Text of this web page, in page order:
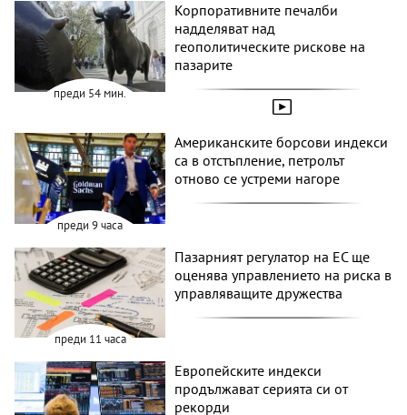
преди 54 мин.
Корпоративните печалби
надделяват над
геополитическите рискове на
пазарите
преди 9 часа
Американските борсови индекси
са в отстъпление, петролът
отново се устреми нагоре
преди 11 часа
Пазарният регулатор на ЕС ще
оценява управлението на риска в
управляващите дружества
Европейските индекси
продължават серията си от
рекорди